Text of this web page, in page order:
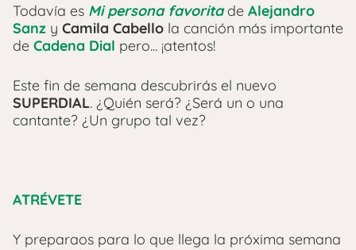
Todavía es Mi persona favorita de Alejandro
Sanz y Camila Cabello la canción más importante
de Cadena Dial pero... ¡atentos!
Este fin de semana descubrirás el nuevo
SUPERDIAL. ¿Quién será? ¿Será un o una
cantante? ¿Un grupo tal vez?
ATRÉVETE
Y preparaos para lo que llega la próxima semana